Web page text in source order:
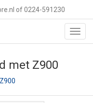
of 0224-591230
met Z900
Z900